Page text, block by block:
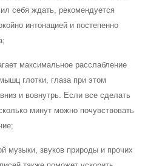
себя ждать, рекомендуется
интонацией и постепенно
максимальное расслабление
глотки, глаза при этом
и вовнутрь. Если все сделать
минут можно почувствовать
музыки, звуков природы и прочих